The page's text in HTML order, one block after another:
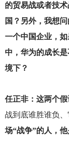
的贸易战或者技
国？另外，我想
一个中国企业，
中，华为的成长
境下？
任正非：这两个假
战到底谁胜谁负、
场“战争”的人，